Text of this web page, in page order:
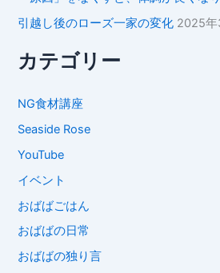
引越し後のローズ一家の変化 2025年
カテゴリー
NG食材講座
Seaside Rose
YouTube
イベント
おばばごはん
おばばの日常
おばばの独り言